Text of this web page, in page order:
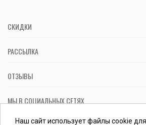
СКИДКИ
РАССЫЛКА
ОТЗЫВЫ
МЫ В СОЦИАЛЬНЫХ СЕТЯХ
Вас обслуживает ФЛП Косташ С.И., номер
Наш сайт использует файлы cookie